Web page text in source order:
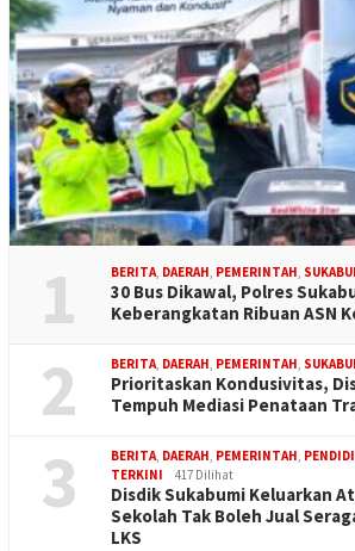
1 BERITA, DAERAH, PEMERINTAH,
30 Bus Dikawal, Polres
Keberangkatan Ribuan ASN
2 BERITA, DAERAH, PEMERINTAH,
Prioritaskan Kondusivitas,
Tempuh Mediasi Penataan
3 BERITA, DAERAH, PEMERINTAH,
TERKINI
417 Dilihat
Disdik Sukabumi Keluarkan
Sekolah Tak Boleh Jual
LKS